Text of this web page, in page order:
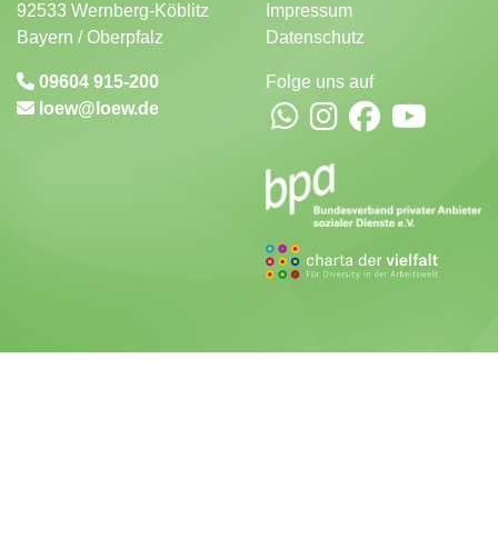
92533 Wernberg-Köblitz
Bayern / Oberpfalz
09604 915-200
loew
loew.de
Impressum
Datenschutz
Folge uns auf